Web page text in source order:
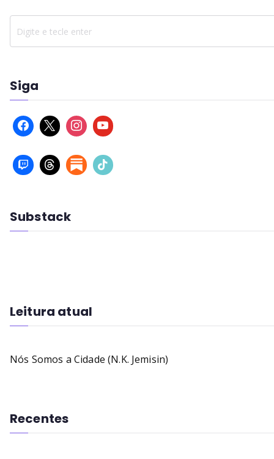
Siga
Substack
Leitura atual
Nós Somos a Cidade (N.K. Jemisin)
Recentes